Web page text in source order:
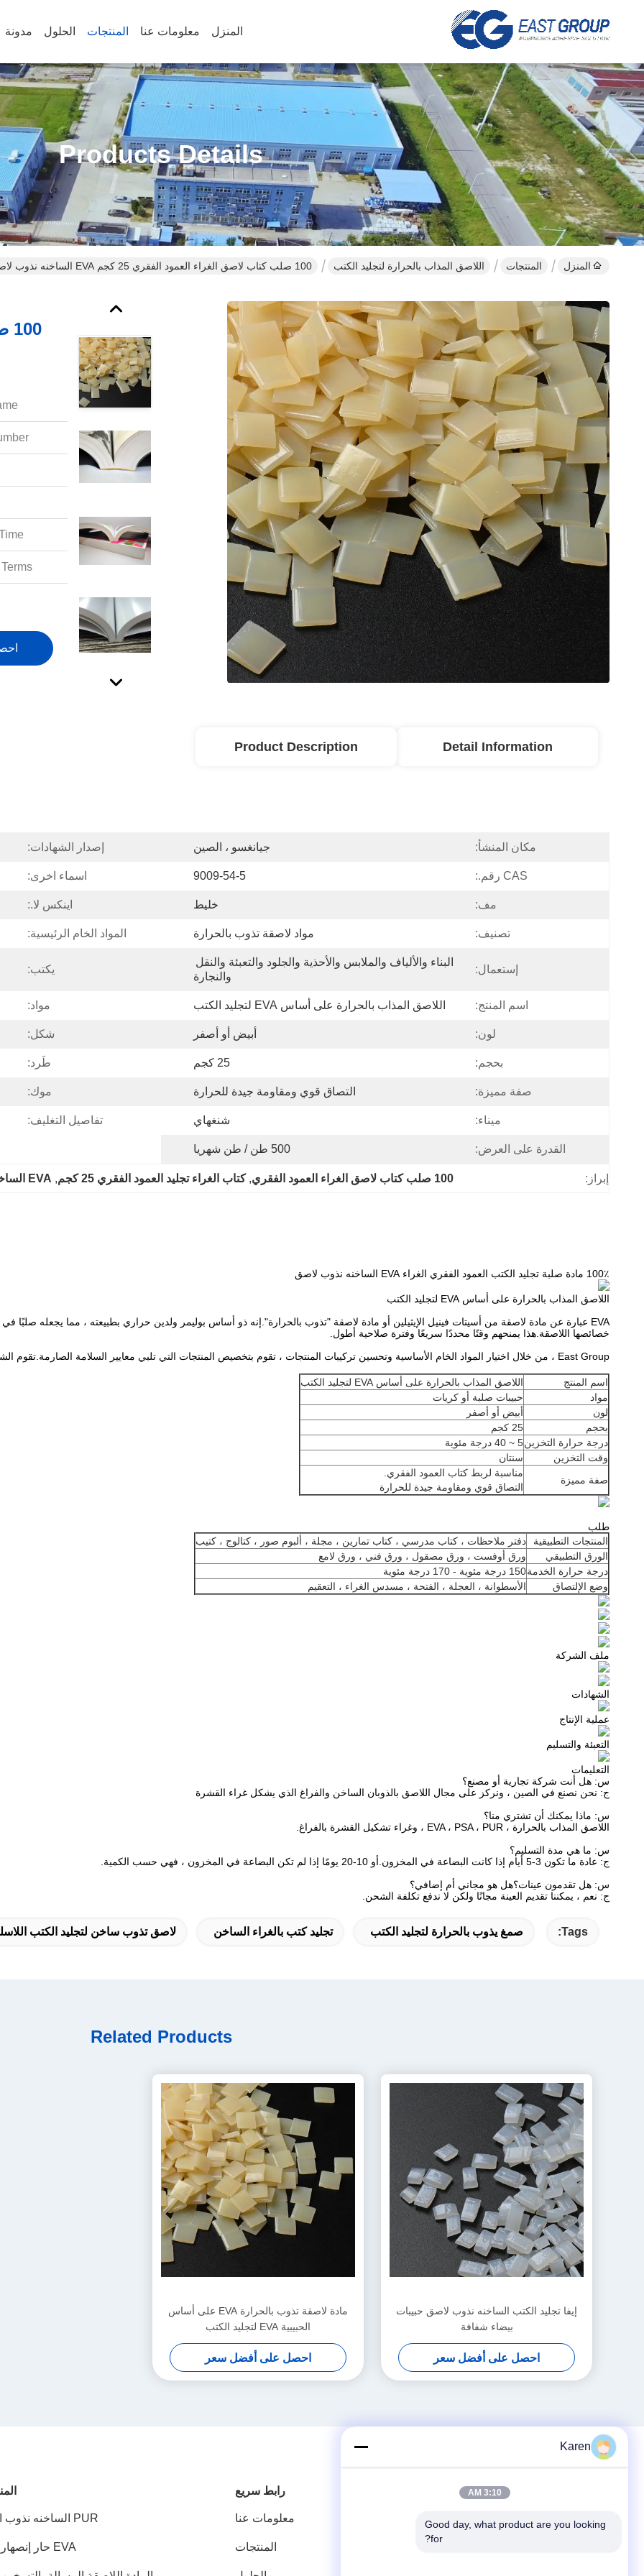
المنزل معلومات عنا المنتجات الحلول مدونة
Products Details
المنزل المنتجات اللاصق المذاب بالحرارة لتجليد الكتب 100 صلب كتاب لاصق الغراء العمود الفقري 25 كجم EVA الساخنه نذوب لاصق VOC
Detail Information
Product Description
مكان المنشأ: جيانغسو ، الصين إصدار الشهادات:
CAS رقم.: 9009-54-5 اسماء اخرى:
مف: خليط اينكس لا.:
تصنيف: مواد لاصقة تذوب بالحرارة المواد الخام الرئيسية:
إستعمال:
والنجارة
يكتب:
اسم المنتج: اللاصق المذاب بالحرارة على أساس EVA لتجليد الكتب مواد:
لون: أبيض أو أصفر شكل:
بحجم: 25 كجم طَرد:
صفة مميزة: التصاق قوي ومقاومة جيدة للحرارة موك:
ميناء: شنغهاي تفاصيل التغليف:
القدرة على العرض: 500 طن / طن شهريا
إبراز: 100 صلب كتاب لاصق الغراء العمود الفقري , كتاب الغراء تجليد العمود الفقري 25 كجم , EVA الساخنه نذوب لاصق VOC
100٪ مادة صلبة تجليد الكتب العمود الفقري الغراء EVA الساخنه نذوب لاصق
اللاصق المذاب بالحرارة على أساس EVA لتجليد الكتب
خصائصها اللاصقة.هذا يمنحهم وقتًا محددًا سريعًا وفترة صلاحية أطول.
East Group ، من خلال اختيار المواد الخام الأساسية وتحسين تركيبات المنتجات ، تقوم بتخصيص المنتجات التي تلبي معايير السلامة الصارمة.تقوم الشركة بتطوير حلول لاصقة متقدمة تقنيًا وموجهة للسوق.
اسم المنتج
اللاصق المذاب بالحرارة على أساس EVA لتجليد الكتب
مواد
حبيبات صلبة أو كريات
لون
أبيض أو أصفر
بحجم
25 كجم
درجة حرارة التخزين5 ~ 40 درجة مئوية
وقت التخزين
سنتان
صفة مميزة
مناسبة لربط كتاب العمود الفقري.
التصاق قوي ومقاومة جيدة للحرارة
طلب
المنتجات التطبيقية
دفتر ملاحظات ، كتاب مدرسي ، كتاب تمارين ، مجلة ، ألبوم صور ، كتالوج ، كتيب
الورق التطبيقي
ورق أوفست ، ورق مصقول ، ورق فني ، ورق لامع
درجة حرارة الخدمة150 درجة مئوية - 170 درجة مئوية
وضع الإلتصاق
الأسطوانة ، العجلة ، الفتحة ، مسدس الغراء ، التعقيم
ملف الشركة
الشهادات
عملية الإنتاج
التعبئة والتسليم
التعليمات
س: هل أنت شركة تجارية أو مصنع؟
ج: نحن نصنع في الصين ، ونركز على مجال اللاصق بالذوبان الساخن والفراغ الذي يشكل غراء القشرة
س: ماذا يمكنك أن تشتري منا؟
اللاصق المذاب بالحرارة ، EVA ، PSA ، PUR ، وغراء تشكيل القشرة بالفراغ.
س: ما هي مدة التسليم؟
ج: عادة ما تكون 3-5 أيام إذا كانت البضاعة في المخزون.أو 10-20 يومًا إذا لم تكن البضاعة في المخزون ، فهي حسب الكمية.
س: هل تقدمون عينات؟هل هو مجاني أم إضافي؟
ج: نعم ، يمكننا تقديم العينة مجانًا ولكن لا ندفع تكلفة الشحن.
Tags: صمغ يذوب بالحرارة لتجليد الكتب تجليد كتب بالغراء الساخن لاصق تذوب ساخن لتجليد الكتب
Related Products
إيفا تجليد الكتب الساخنه نذوب لاصق حبيبات
بيضاء شفافة
احصل على أفضل سعر
مادة لاصقة تذوب بالحرارة EVA على أساس
الحبيبية EVA لتجليد الكتب
احصل على أفضل سعر
رابط سريع
معلومات عنا
المنتجات
PUR الساخنه نذوب الغراء
EVA حار إنصهار صمغ
Karen
3:10 AM
Good day, what product are you looking
for?